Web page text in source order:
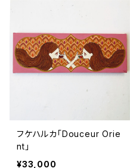
フケハルカ「Douceur Orie
nt」
¥33,000